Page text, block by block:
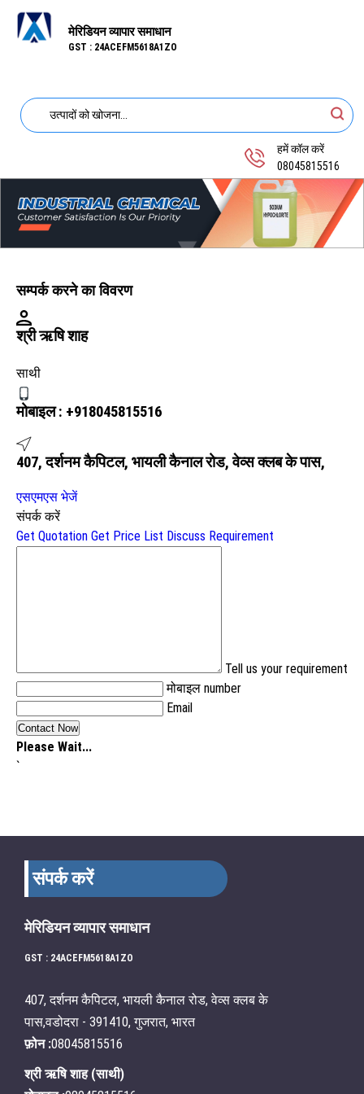
मेरिडियन व्यापार समाधान
GST : 24ACEFM5618A1ZO
हमें कॉल करें
08045815516
सम्पर्क करने का विवरण
श्री ऋषि शाह
साथी
मोबाइल : +918045815516
407, दर्शनम कैपिटल, भायली कैनाल रोड, वेव्स क्लब के पास,
एसएमएस भेजें
संपर्क करें
Get Quotation Get Price List Discuss Requirement
Tell us your requirement
मोबाइल number
Email
Please Wait...
`
संपर्क करें
मेरिडियन व्यापार समाधान
GST : 24ACEFM5618A1ZO
407, दर्शनम कैपिटल, भायली कैनाल रोड, वेव्स क्लब के
पास,वडोदरा - 391410, गुजरात, भारत
फ़ोन :08045815516
श्री ऋषि शाह(साथी)